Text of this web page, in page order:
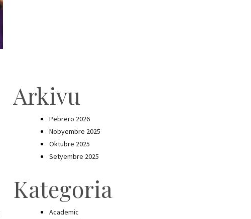
Arkivu
Pebrero 2026
Nobyembre 2025
Oktubre 2025
Setyembre 2025
Kategoria
Academic